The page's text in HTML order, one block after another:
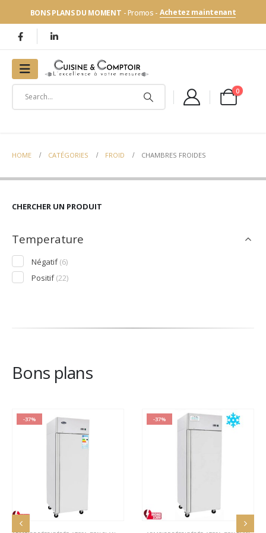
BONS PLANS DU MOMENT - Promos - Achetez maintenant
0
HOME CATÉGORIES FROID CHAMBRES FROIDES
CHERCHER UN PRODUIT
Temperature
Négatif(6)
Positif(22)
Bons plans
-37% -37%